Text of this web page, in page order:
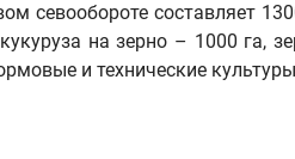
севообороте составляет
на зерно – 1000
и технические